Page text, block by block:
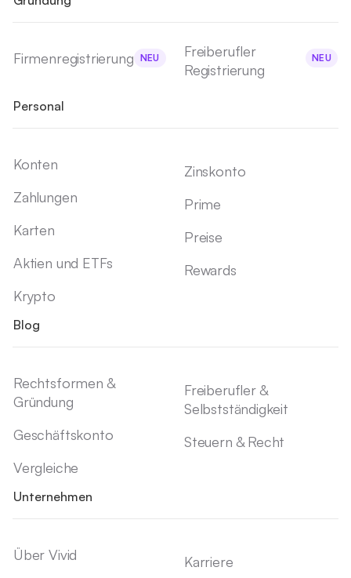
Firmenregistrierung NEU
Freiberufler
Registrierung
NEU
Personal
Konten
Zahlungen
Karten
Aktien und ETFs
Krypto
Zinskonto
Prime
Preise
Rewards
Blog
Rechtsformen &
Gründung
Geschäftskonto
Vergleiche
Freiberufler &
Selbstständigkeit
Steuern & Recht
Unternehmen
Über Vivid
Karriere